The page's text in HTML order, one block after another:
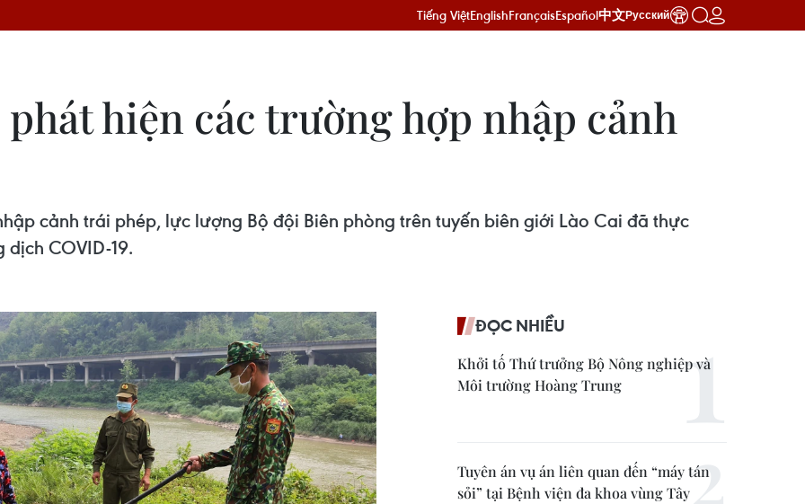
Tiếng ViệtEnglishFrançaisEspañol中文Русский
hiện các trường hợp nhập cảnh
cảnh trái phép, lực lượng Bộ đội Biên phòng trên tuyến biên giới Lào Cai đã thực
COVID-19.
ĐỌC NHIỀU
Khởi tố Thứ trưởng Bộ Nông nghiệp và
Môi trường Hoàng Trung
Tuyên án vụ án liên quan đến “máy tán
sỏi” tại Bệnh viện đa khoa vùng Tây